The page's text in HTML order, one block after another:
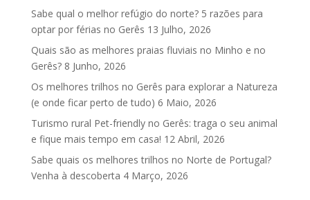
Sabe qual o melhor refúgio do norte? 5 razões para
optar por férias no Gerês 13 Julho, 2026
Quais são as melhores praias fluviais no Minho e no
Gerês? 8 Junho, 2026
Os melhores trilhos no Gerês para explorar a Natureza
(e onde ficar perto de tudo) 6 Maio, 2026
Turismo rural Pet-friendly no Gerês: traga o seu animal
e fique mais tempo em casa! 12 Abril, 2026
Sabe quais os melhores trilhos no Norte de Portugal?
Venha à descoberta 4 Março, 2026